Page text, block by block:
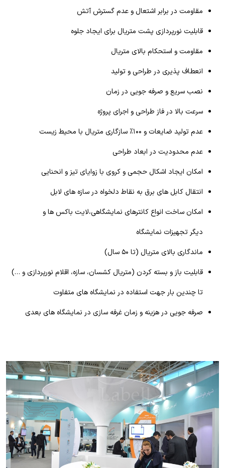
مقاومت در برابر اشتعال و عدم گسترش آتش
قابلیت نورپردازی پشت متریال برای ایجاد جلوه‌
مقاومت و استحکام بالای متریال
انعطاف پذیری در طراحی و تولید
نصب سریع و صرفه جویی در زمان
سرعت بالا در فاز طراحی و اجرای پروژه
عدم تولید ضایعات و ۱۰۰% سازگاری متریال با محیط زیست
عدم محدودیت در ابعاد طراحی
امکان ایجاد اشکال حجمی و کروی با زوایای تیز و انحنایی
انتقال کابل های برق به نقاط دلخواه در سازه های لابل
امکان ساخت انواع کانترهای نمایشگاهی،لایت باکس ها و
دیگر تجهیزات نمایشگاه
ماندگاری بالای متریال (تا ۵۰ سال)
قابلیت باز و بسته کردن (متریال کشسان، سازه، اقلام نورپردازی و …)
تا چندین بار جهت استفاده در نمایشگاه های متفاوت
صرفه جویی در هزینه و زمان غرفه سازی در نمایشگاه های بعدی